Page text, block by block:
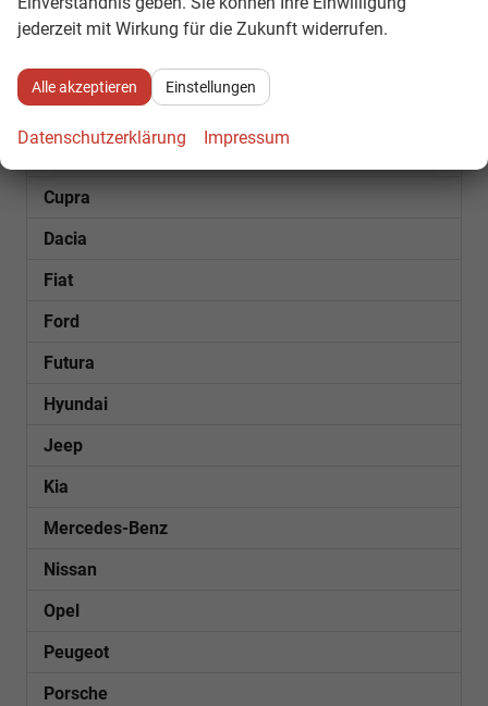
SOFORT VERFÜGBAR
Audi
Cupra
Dacia
Fiat
Ford
Futura
Hyundai
Jeep
Kia
Mercedes-Benz
Nissan
Opel
Peugeot
Porsche
jederzeit mit Wirkung für die Zukunft widerrufen.
Alle akzeptieren Einstellungen
Datenschutzerklärung Impressum